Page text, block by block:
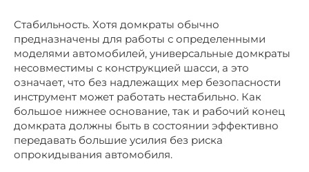
Стабильность. Хотя домкраты обычно
предназначены для работы с определенными
моделями автомобилей, универсальные домкраты
несовместимы с конструкцией шасси, а это
означает, что без надлежащих мер безопасности
инструмент может работать нестабильно. Как
большое нижнее основание, так и рабочий конец
домкрата должны быть в состоянии эффективно
передавать большие усилия без риска
опрокидывания автомобиля.